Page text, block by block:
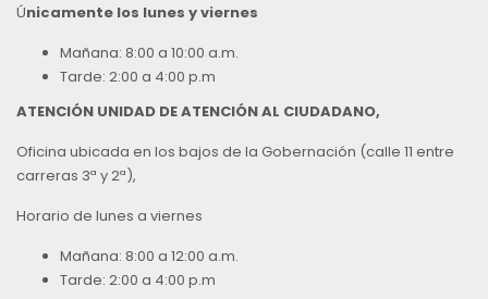
Únicamente los lunes y viernes
Mañana: 8:00 a 10:00 a.m.
Tarde: 2:00 a 4:00 p.m
ATENCIÓN UNIDAD DE ATENCIÓN AL CIUDADANO,
Oficina ubicada en los bajos de la Gobernación (calle 11 entre
carreras 3ª y 2ª),
Horario de lunes a viernes
Mañana: 8:00 a 12:00 a.m.
Tarde: 2:00 a 4:00 p.m